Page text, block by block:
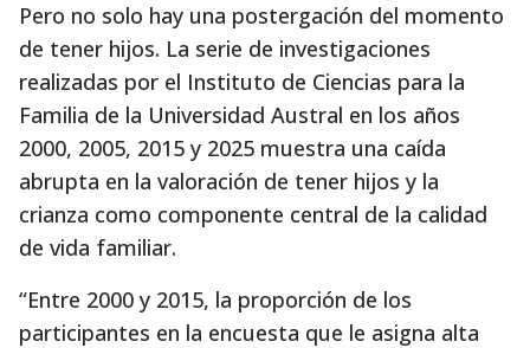
Pero no solo hay una postergación del momento
de tener hijos. La serie de investigaciones
realizadas por el Instituto de Ciencias para la
Familia de la Universidad Austral en los años
2000, 2005, 2015 y 2025 muestra una caída
abrupta en la valoración de tener hijos y la
crianza como componente central de la calidad
de vida familiar.
“Entre 2000 y 2015, la proporción de los
participantes en la encuesta que le asigna alta